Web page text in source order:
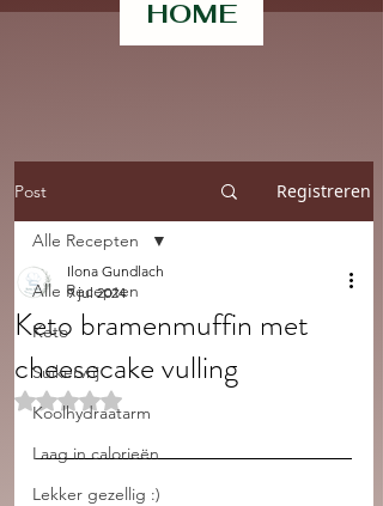
HOME
Post Registreren
Alle Recepten
Keto
Suikervrij
Koolhydraatarm
Laag in calorieën
Lekker gezellig :)
Alle Recepten
Keto bramenmuffin met
cheesecake vulling
Ilona Gundlach
9 jul 2024
Beoordeeld met NaN uit 5 sterren.